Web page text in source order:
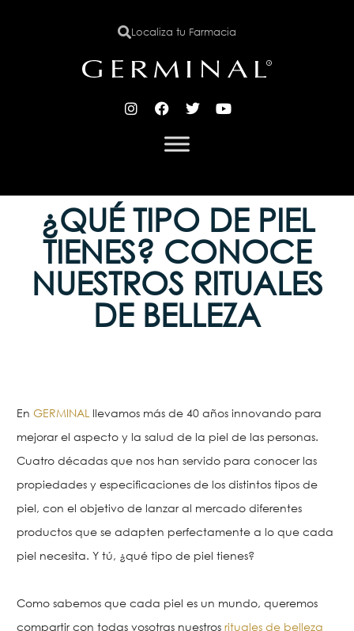
Localiza tu Farmacia
¿QUÉ TIPO DE PIEL
TIENES? CONOCE
NUESTROS RITUALES
DE BELLEZA
En GERMINALllevamos más de 40 años innovando para
mejorar el aspecto y la salud de la piel de las personas.
Cuatro décadas que nos han servido para conocer las
propiedades y especificaciones de los distintos tipos de
piel, con el objetivo de lanzar al mercado diferentes
productos que se adapten perfectamente a lo que cada
piel necesita. Y tú, ¿qué tipo de piel tienes?
Como sabemos que cada piel es un mundo, queremos
compartir con todas vosotras nuestros rituales de belleza